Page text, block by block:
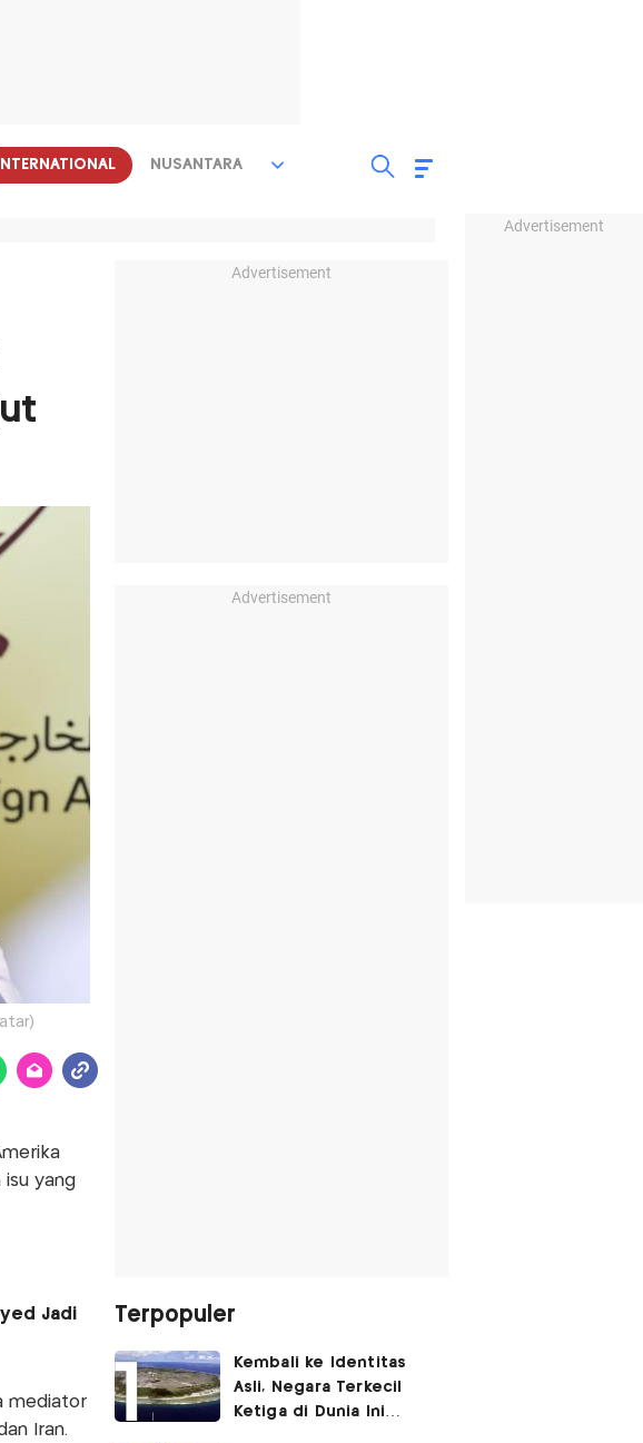
Advertisement
INTERNATIONAL NUSANTARA
isu yang
Jadi
mediator
Iran.
Advertisement
Advertisement
Terpopuler
Kembali ke Identitas
Asli, Negara Terkecil
Ketiga di Dunia Ini